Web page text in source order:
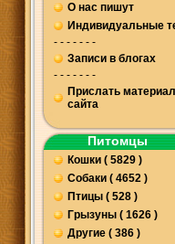
О нас пишут
Индивидуальные
- - - - - - -
Записи в блогах
- - - - - - -
Прислать
сайта
Питомцы
Кошки ( 5829 )
Собаки ( 4652 )
Птицы ( 528 )
Грызуны ( 1626 )
Другие ( 386 )